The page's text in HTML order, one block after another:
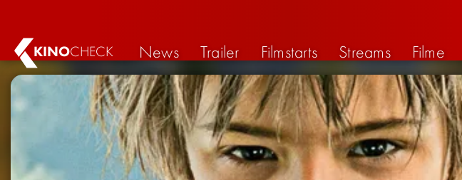
KINOCHECK News Trailer Filmstarts Streams Filme